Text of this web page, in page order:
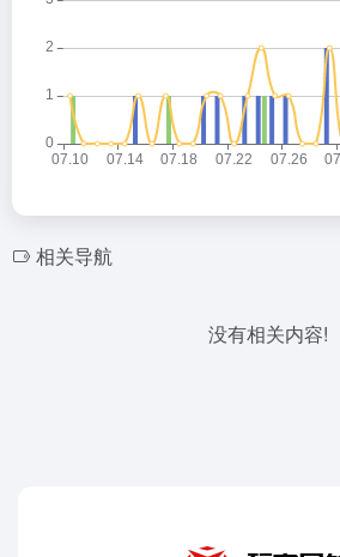
相关导航
没有相关内容!